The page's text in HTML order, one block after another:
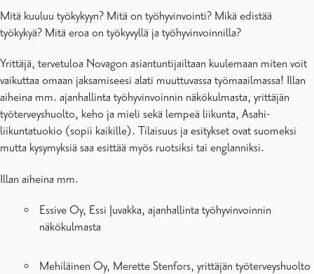
Mitä kuuluu työkykyyn? Mitä on työhyvinvointi? Mikä edistää
työkykyä? Mitä eroa on työkyvyllä ja työhyvinvoinnilla?
Yrittäjä, tervetuloa Novagon asiantuntijailtaan kuulemaan miten voit
vaikuttaa omaan jaksamiseesi alati muuttuvassa työmaailmassa! Illan
aiheina mm. ajanhallinta työhyvinvoinnin näkökulmasta, yrittäjän
työterveyshuolto, keho ja mieli sekä lempeä liikunta, Asahi-
liikuntatuokio (sopii kaikille). Tilaisuus ja esitykset ovat suomeksi
mutta kysymyksiä saa esittää myös ruotsiksi tai englanniksi.
Illan aiheina mm.
Essive Oy, Essi Juvakka, ajanhallinta työhyvinvoinnin
näkökulmasta
Mehiläinen Oy, Merette Stenfors, yrittäjän työterveyshuolto